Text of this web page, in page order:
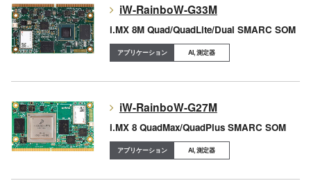
iW-RainboW-G33M
i.MX 8M Quad/QuadLite/Dual SMARC SOM
AI, 測定器
iW-RainboW-G27M
i.MX 8 QuadMax/QuadPlus SMARC SOM
AI, 測定器